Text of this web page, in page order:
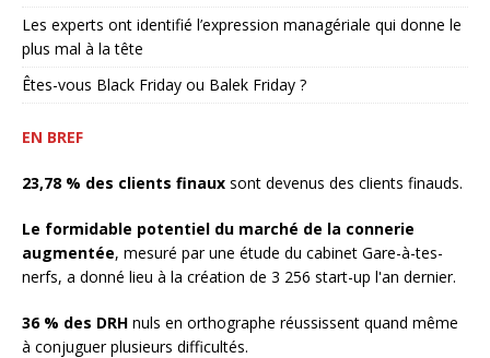
Les experts ont identifié l’expression managériale qui donne le
plus mal à la tête
Êtes-vous Black Friday ou Balek Friday ?
EN BREF
23,78 % des clients finaux sont devenus des clients finauds.
Le formidable potentiel du marché de la connerie
augmentée, mesuré par une étude du cabinet Gare-à-tes-
nerfs, a donné lieu à la création de 3 256 start-up l'an dernier.
36 % des DRH nuls en orthographe réussissent quand même
à conjuguer plusieurs difficultés.